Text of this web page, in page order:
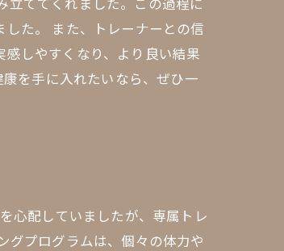
た。 また、トレーナーとの信
しやすくなり、より良い結果
を手に入れたいなら、ぜひ一
心配していましたが、専属トレ
グプログラムは、個々の体力や